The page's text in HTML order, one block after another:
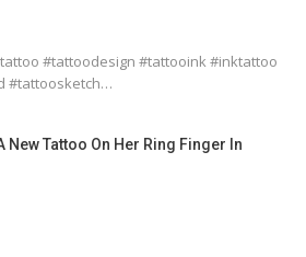
#tattoodesign #tattooink #inktattoo
#tattoosketch…
New Tattoo On Her Ring Finger In